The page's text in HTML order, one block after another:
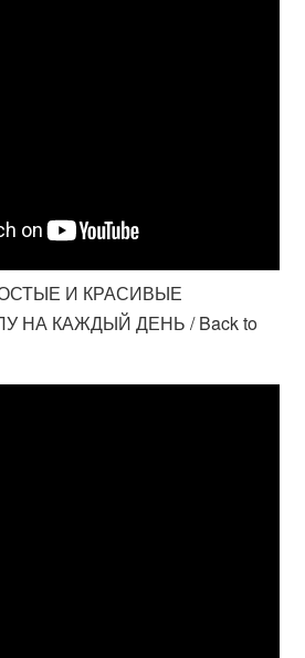
И КРАСИВЫЕ
НА КАЖДЫЙ ДЕНЬ / Back to